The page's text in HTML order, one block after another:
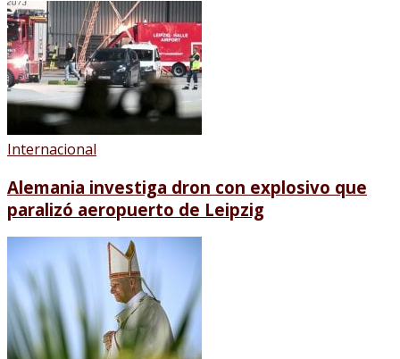
Internacional
Alemania investiga dron con explosivo que
paralizó aeropuerto de Leipzig